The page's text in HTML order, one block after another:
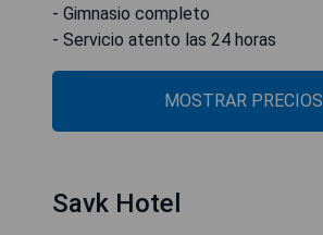
- Gimnasio completo
- Servicio atento las 24 horas
MOSTRAR PRECIOS
Savk Hotel